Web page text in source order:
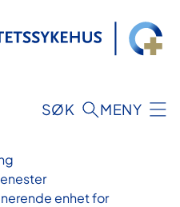
SØK MENY
enhet for